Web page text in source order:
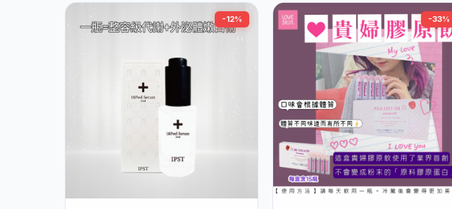
-12% -33%